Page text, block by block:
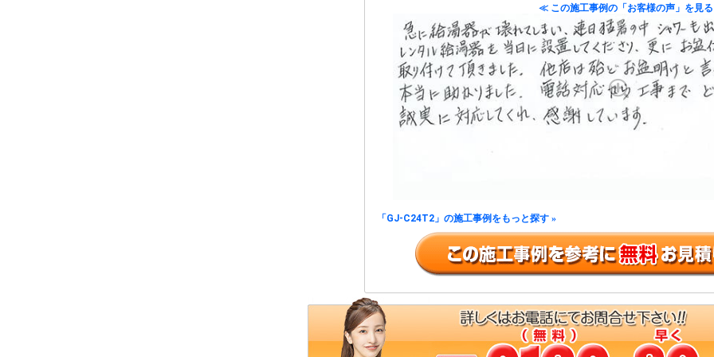
≪ この施工事例の「お客様の声」を見
「GJ-C24T2」の施工事例をもっと探す »